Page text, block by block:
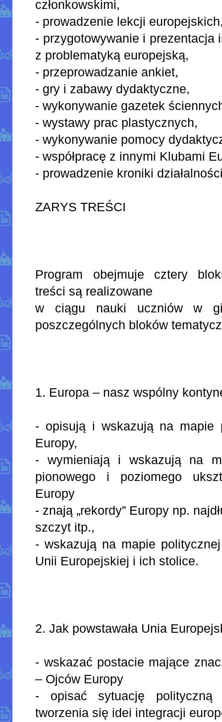
członkowskimi,
- prowadzenie lekcji
- przygotowywanie i prezentacja
z problematyką europejską,
- przeprowadzanie ankiet,
- gry i zabawy dydaktyczne,
- wykonywanie gazetek
- wystawy prac plastycznych,
- wykonywanie pomocy
- współpracę z innymi Klubami
- prowadzenie kroniki
ZARYS TREŚCI
Program obejmuje cztery
treści są realizowane
w ciągu nauki uczniów w
poszczególnych bloków
1. Europa – nasz wspólny
- opisują i wskazują na mapie
Europy,
- wymieniają i wskazują na
pionowego i poziomego
Europy
- znają „rekordy” Europy np.
szczyt itp.,
- wskazują na mapie
Unii Europejskiej i ich stolice.
2. Jak powstawała Unia
- wskazać postacie mające
– Ojców Europy
- opisać sytuację polityczną
tworzenia się idei integracji